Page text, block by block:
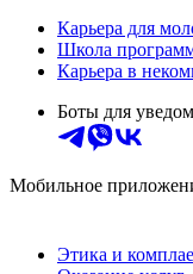
Карьера для
Школа
Карьера в
Боты для
Мобильное
Этика и